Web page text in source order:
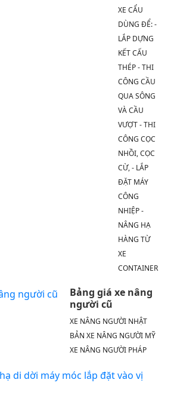
XE CẨU
DÙNG ĐỂ: -
LẮP DỰNG
KẾT CẤU
THÉP - THI
CÔNG CẦU
QUA SÔNG
VÀ CẦU
VƯỢT - THI
CÔNG CỌC
NHỒI, CỌC
CỪ, - LẮP
ĐẶT MÁY
CÔNG
NHIỆP -
NÂNG HẠ
HÀNG TỪ
XE
CONTAINER
Bảng giá xe nâng
người cũ
XE NÂNG NGƯỜI NHẬT
BẢN XE NÂNG NGƯỜI MỸ
XE NÂNG NGƯỜI PHÁP